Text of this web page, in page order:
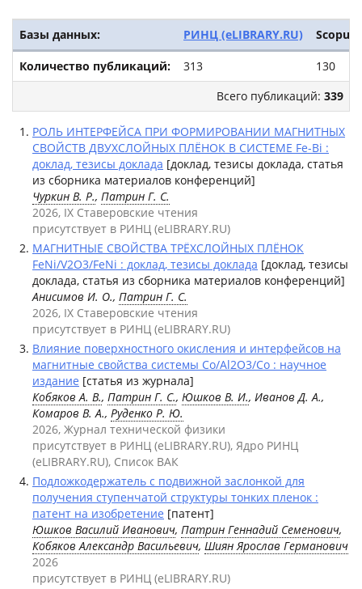
Базы данных: РИНЦ (eLIBRARY.RU) Scopus
Количество публикаций: 313
130
Всего публикаций: 339
РОЛЬ ИНТЕРФЕЙСА ПРИ ФОРМИРОВАНИИ МАГНИТНЫХ
СВОЙСТВ ДВУХСЛОЙНЫХ ПЛЁНОК В СИСТЕМЕ Fe-Bi :
доклад, тезисы доклада [доклад, тезисы доклада, статья
из сборника материалов конференций]
Чуркин В. Р., Патрин Г. С.
2026, IX Ставеровские чтения
присутствует в РИНЦ (eLIBRARY.RU)
МАГНИТНЫЕ СВОЙСТВА ТРЁХСЛОЙНЫХ ПЛЁНОК
FeNi/V2O3/FeNi : доклад, тезисы доклада [доклад, тезисы
доклада, статья из сборника материалов конференций]
Анисимов И. О., Патрин Г. С.
2026, IX Ставеровские чтения
присутствует в РИНЦ (eLIBRARY.RU)
Влияние поверхностного окисления и интерфейсов на
магнитные свойства системы Co/Al2O3/Co : научное
издание [статья из журнала]
Кобяков А. В., Патрин Г. С., Юшков В. И., Иванов Д. А.,
Комаров В. А., Руденко Р. Ю.
2026, Журнал технической физики
присутствует в РИНЦ (eLIBRARY.RU), Ядро РИНЦ
(eLIBRARY.RU), Список ВАК
Подложкодержатель с подвижной заслонкой для
получения ступенчатой структуры тонких пленок :
патент на изобретение [патент]
Юшков Василий Иванович, Патрин Геннадий Семенович,
Кобяков Александр Васильевич, Шиян Ярослав Германович
2026
присутствует в РИНЦ (eLIBRARY.RU)